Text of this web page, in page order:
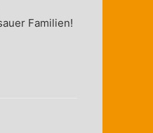
Familien!